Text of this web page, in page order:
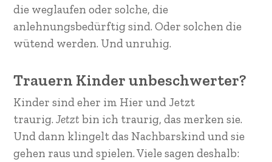
die weglaufen oder solche, die
anlehnungsbedürftig sind. Oder solchen die
wütend werden. Und unruhig.
Trauern Kinder unbeschwerter?
Kinder sind eher im Hier und Jetzt
traurig. Jetzt bin ich traurig, das merken sie.
Und dann klingelt das Nachbarskind und sie
gehen raus und spielen. Viele sagen deshalb: